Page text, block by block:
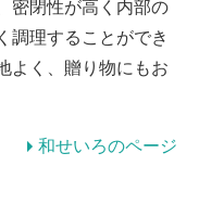
密閉性が高く内部の
調理することができ
よく、贈り物にもお
和せいろのページ